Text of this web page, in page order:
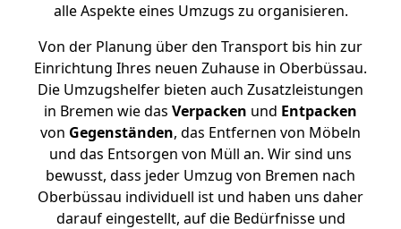
alle Aspekte eines Umzugs zu organisieren.
Von der Planung über den Transport bis hin zur
Einrichtung Ihres neuen Zuhause in Oberbüssau.
Die Umzugshelfer bieten auch Zusatzleistungen
in Bremen wie das Verpacken und Entpacken
von Gegenständen, das Entfernen von Möbeln
und das Entsorgen von Müll an. Wir sind uns
bewusst, dass jeder Umzug von Bremen nach
Oberbüssau individuell ist und haben uns daher
darauf eingestellt, auf die Bedürfnisse und